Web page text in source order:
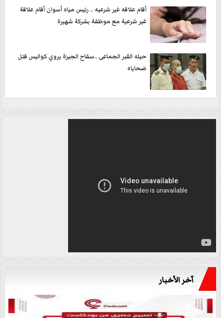
أقام علاقه غير شرعيه .. رئيس مياه أسوان أقام علاقة
غير شرعية مع موظفة بشركة شهيرة
حيله القبر الجماعى ..سفاح الجيزة يروي كواليس قتل
ضحاياه
آخر الأخبار